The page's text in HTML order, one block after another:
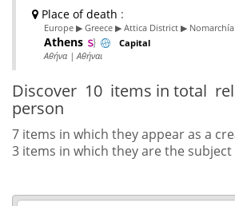
Place of death :
Europe ▶ Greece ▶ Attica District ▶
Athens Capital
Αθήνα | Αθήναι
Discover 10 items in total
person
7 items in which they appear as a
3 items in which they are the